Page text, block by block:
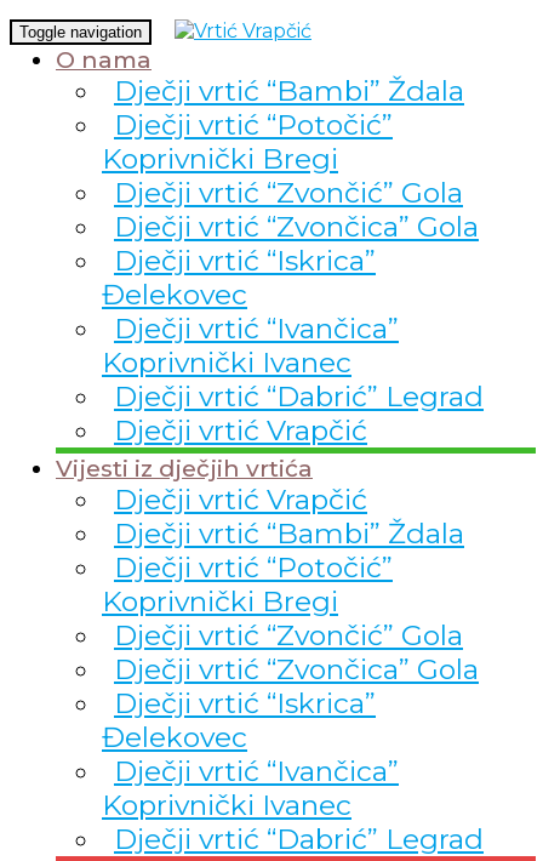
Toggle navigation
O nama
Dječji vrtić “Bambi” Ždala
Dječji vrtić “Potočić”
Koprivnički Bregi
Dječji vrtić “Zvončić” Gola
Dječji vrtić “Zvončica” Gola
Dječji vrtić “Iskrica”
Đelekovec
Dječji vrtić “Ivančica”
Koprivnički Ivanec
Dječji vrtić “Dabrić” Legrad
Dječji vrtić Vrapčić
Vijesti iz dječjih vrtića
Dječji vrtić Vrapčić
Dječji vrtić “Bambi” Ždala
Dječji vrtić “Potočić”
Koprivnički Bregi
Dječji vrtić “Zvončić” Gola
Dječji vrtić “Zvončica” Gola
Dječji vrtić “Iskrica”
Đelekovec
Dječji vrtić “Ivančica”
Koprivnički Ivanec
Dječji vrtić “Dabrić” Legrad